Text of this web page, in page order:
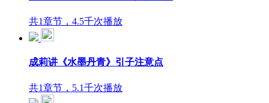
共1章节，4.5千次播放
成莉讲《水墨丹青》引子注意点
共1章节，5.1千次播放